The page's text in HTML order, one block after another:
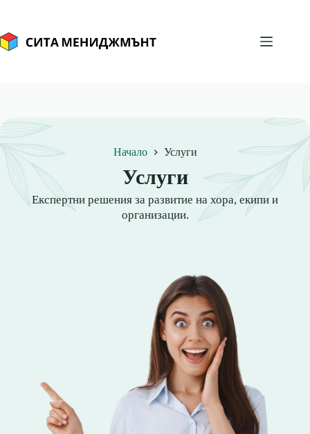
content
Начало Услуги
Услуги
Експертни решения за развитие на хора, екипи и
организации.